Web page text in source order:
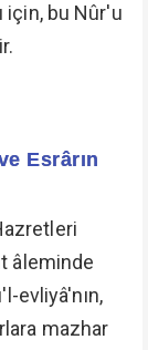
için, bu Nûr'u
Esrârın
âleminde
evliyâ'nın,
mazhar